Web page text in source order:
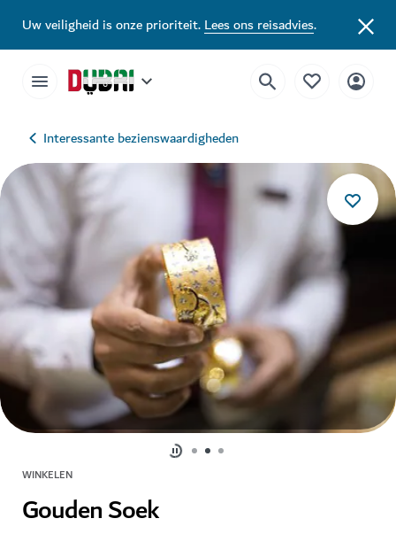
Uw veiligheid is onze prioriteit.Lees ons reisadvies.
Interessante bezienswaardigheden
WINKELEN
Gouden Soek